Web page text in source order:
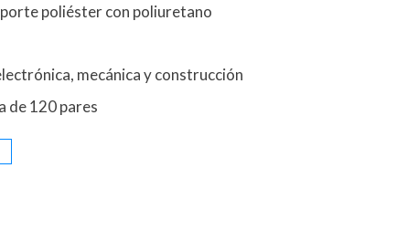
poliéster con poliuretano
mecánica y construcción
de 120 pares